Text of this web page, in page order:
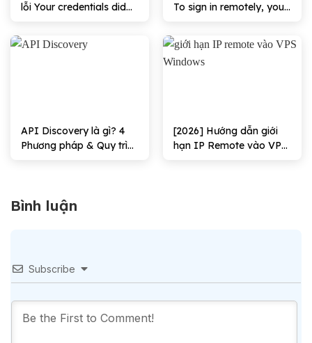
lỗi Your credentials did
To sign in remotely, you
through Remote
Desktop Services hiệu
quả
API Discovery là gì? 4
Phương pháp & Quy trình
[2026] Hướng dẫn giới
hạn IP Remote vào VPS
Bình luận
Subscribe